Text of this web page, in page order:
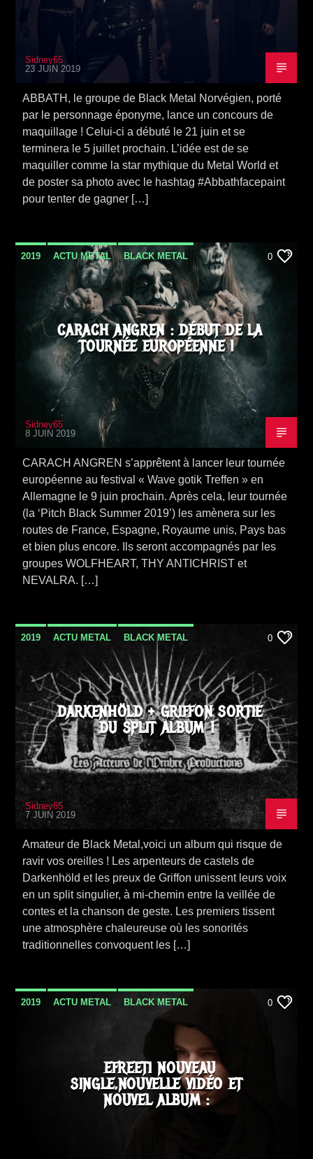
Sidney65
23 JUIN 2019
ABBATH, le groupe de Black Metal Norvégien, porté
par le personnage éponyme, lance un concours de
maquillage ! Celui-ci a débuté le 21 juin et se
terminera le 5 juillet prochain. L’idée est de se
maquiller comme la star mythique du Metal World et
de poster sa photo avec le hashtag #Abbathfacepaint
pour tenter de gagner […]
2019 ACTU METAL BLACK METAL
TOURNÉE
0
CARACH ANGREN : DÉBUT DE LA
TOURNÉE EUROPÉENNE !
Sidney65
8 JUIN 2019
CARACH ANGREN s’apprêtent à lancer leur tournée
européenne au festival « Wave gotik Treffen » en
Allemagne le 9 juin prochain. Après cela, leur tournée
(la ‘Pitch Black Summer 2019’) les amènera sur les
routes de France, Espagne, Royaume unis, Pays bas
et bien plus encore. Ils seront accompagnés par les
groupes WOLFHEART, THY ANTICHRIST et
NEVALRA. […]
2019 ACTU METAL BLACK METAL
SORTIE ALBUM
0
DARKENHÖLD + GRIFFON SORTIE
DU SPLIT ALBUM !
Sidney65
7 JUIN 2019
Amateur de Black Metal,voici un album qui risque de
ravir vos oreilles ! Les arpenteurs de castels de
Darkenhöld et les preux de Griffon unissent leurs voix
en un split singulier, à mi-chemin entre la veillée de
contes et la chanson de geste. Les premiers tissent
une atmosphère chaleureuse où les sonorités
traditionnelles convoquent les […]
2019 ACTU METAL BLACK METAL
SORTIE ALBUM
0
EFREETI NOUVEAU
SINGLE,NOUVELLE VIDÉO ET
NOUVEL ALBUM :